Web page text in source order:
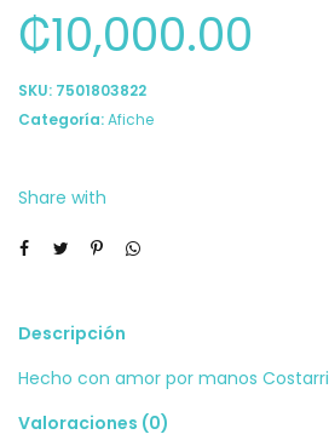
₡10,000.00
SKU: 7501803822
Categoría:Afiche
Share with
Descripción
Hecho con amor por manos
Valoraciones (0)